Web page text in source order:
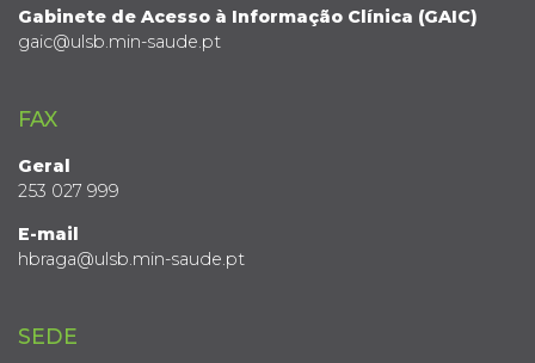
Gabinete de Acesso à Informação Clínica (GAIC)
gaic@ulsb.min-saude.pt
FAX
Geral
253 027 999
E-mail
hbraga@ulsb.min-saude.pt
SEDE